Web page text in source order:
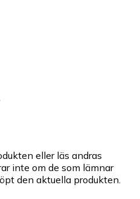
eller läs andras
inte om de som lämnar
den aktuella produkten.